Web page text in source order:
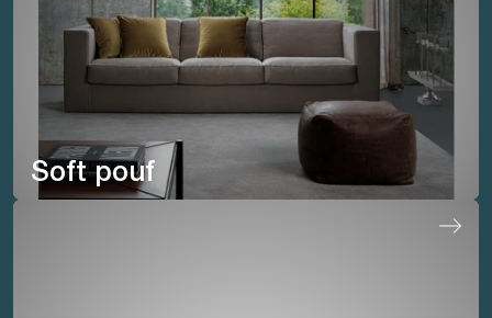
Soft pouf